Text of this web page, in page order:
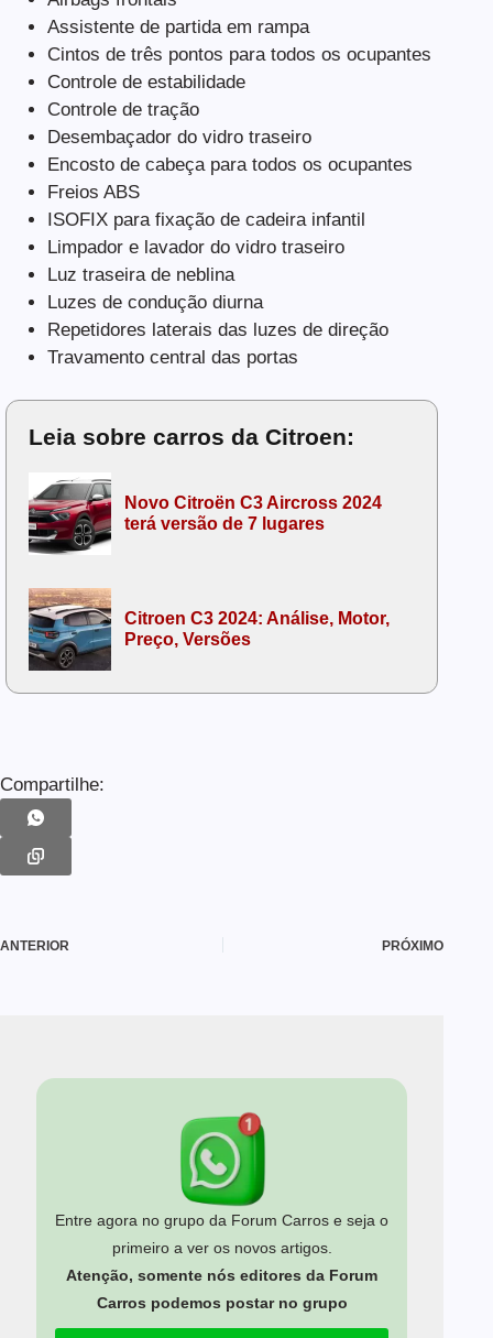
Assistente de partida em rampa
Cintos de três pontos para todos os ocupantes
Controle de estabilidade
Controle de tração
Desembaçador do vidro traseiro
Encosto de cabeça para todos os ocupantes
Freios ABS
ISOFIX para fixação de cadeira infantil
Limpador e lavador do vidro traseiro
Luz traseira de neblina
Luzes de condução diurna
Repetidores laterais das luzes de direção
Travamento central das portas
Leia sobre carros da Citroen:
Novo Citroën C3 Aircross 2024
terá versão de 7 lugares
Citroen C3 2024: Análise, Motor,
Preço, Versões
Compartilhe:
ANTERIOR PRÓXIMO
Entre agora no grupo da Forum Carros e seja o
primeiro a ver os novos artigos.
Atenção, somente nós editores da Forum
Carros podemos postar no grupo